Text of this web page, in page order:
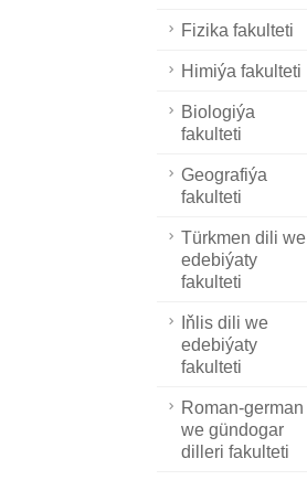
Fizika fakulteti
Himiýa fakulteti
Biologiýa
fakulteti
Geografiýa
fakulteti
Türkmen dili we
edebiýaty
fakulteti
Iňlis dili we
edebiýaty
fakulteti
Roman-german
we gündogar
dilleri fakulteti